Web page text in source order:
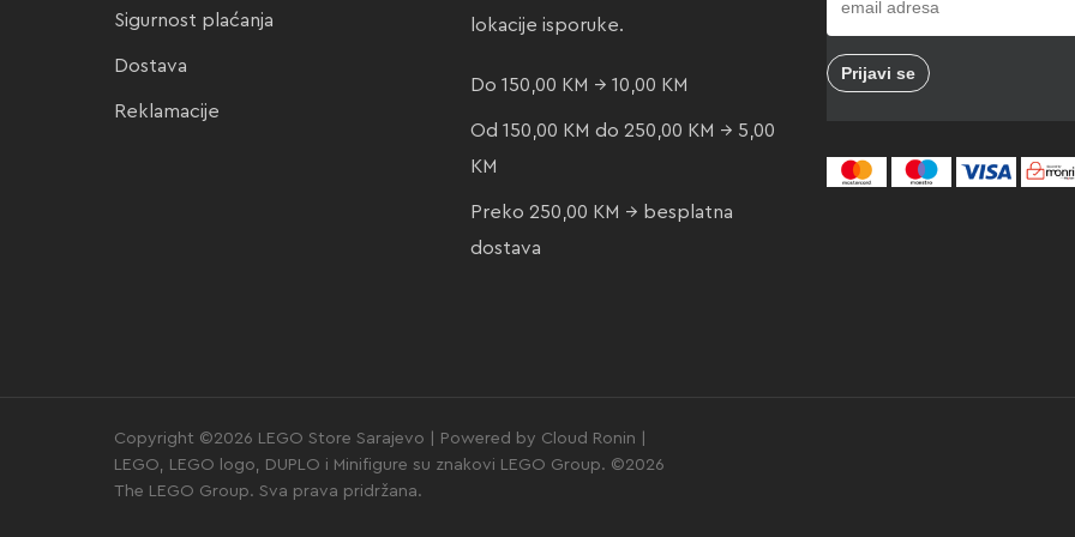
Sigurnost plaćanja
Dostava
Reklamacije
lokacije isporuke.
Do 150,00 KM → 10,00 KM
Od 150,00 KM do 250,00 KM → 5,00
KM
Preko 250,00 KM → besplatna
dostava
Copyright ©2026 LEGO Store Sarajevo | Powered by Cloud Ronin |
LEGO, LEGO logo, DUPLO i Minifigure su znakovi LEGO Group. ©2026
The LEGO Group. Sva prava pridržana.